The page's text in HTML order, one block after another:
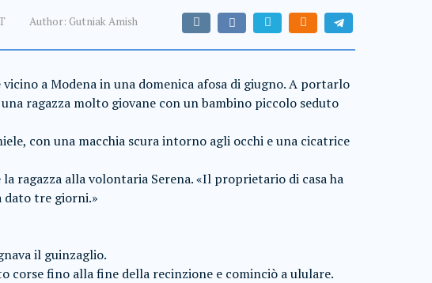
Author: Gutniak Amish
a Modena in una domenica afosa di giugno. A portarlo
ragazza molto giovane con un bambino piccolo seduto
con una macchia scura intorno agli occhi e una cicatrice
ragazza alla volontaria Serena. «Il proprietario di casa ha
dato tre giorni.»
il guinzaglio.
corse fino alla fine della recinzione e cominciò a ululare.